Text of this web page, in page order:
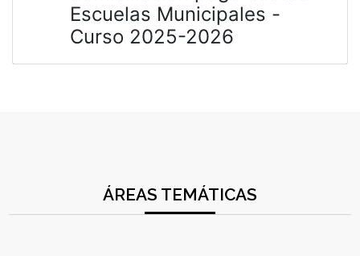
Escuelas Municipales -
Curso 2025-2026
ÁREAS TEMÁTICAS